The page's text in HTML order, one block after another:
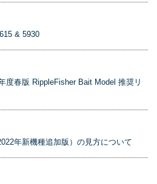
& 5930
度春版 RippleFisher Bait Model 推奨リ
年新機種追加版）の見方について